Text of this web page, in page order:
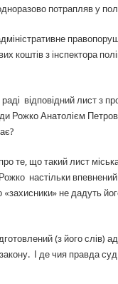
потрапляв у
з інспектора
відповідний лист з
Рожко Анатолієм
те, що такий лист
настільки впевнений
не дадуть
(з його
І де чия правда